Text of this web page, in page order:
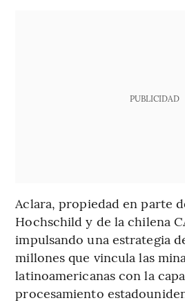
PUBLICIDAD
Aclara, propiedad en parte
Hochschild y de la chilena
impulsando una estrategia
millones que vincula las
latinoamericanas con la
procesamiento